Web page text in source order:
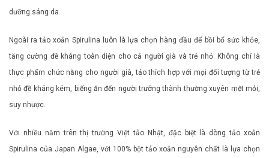
dưỡng sáng da.
Ngoài ra tảo xoắn Spirulina luôn là lựa chọn hàng đầu để bồi bổ sức khỏe,
tăng cường đề kháng toàn diện cho cả người già và trẻ nhỏ. Không chỉ là
thực phẩm chức năng cho người già, tảo thích hợp với mọi đối tượng từ trẻ
nhỏ đề kháng kém, biếng ăn đến người trưởng thành thường xuyên mệt mỏi,
suy nhược.
Với nhiều năm trên thị trường Việt tảo Nhật, đặc biệt là dòng tảo xoắn
Spirulina của Japan Algae, với 100% bột tảo xoắn nguyên chất là lựa chọn